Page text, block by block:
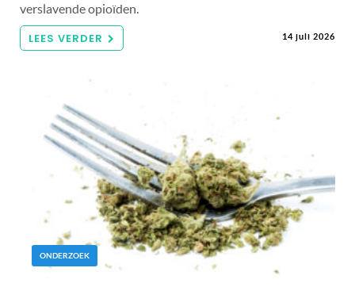
verslavende opioïden.
LEES VERDER 14 juli 2026
ONDERZOEK